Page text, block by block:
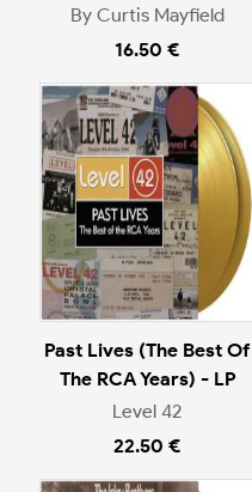
By Curtis Mayfield
16.50 €
Past Lives (The Best Of
The RCA Years) - LP
Level 42
22.50 €